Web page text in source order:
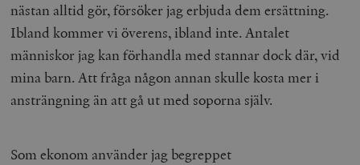
nästan alltid gör, försöker jag erbjuda dem ersättning.
Ibland kommer vi överens, ibland inte. Antalet
människor jag kan förhandla med stannar dock där, vid
mina barn. Att fråga någon annan skulle kosta mer i
ansträngning än att gå ut med soporna själv.
Som ekonom använder jag begreppet